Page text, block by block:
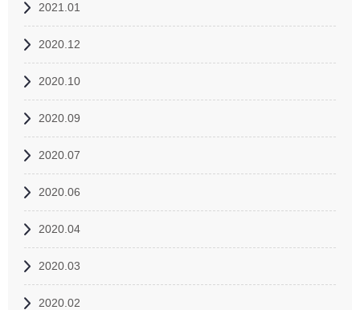
2021.01
2020.12
2020.10
2020.09
2020.07
2020.06
2020.04
2020.03
2020.02